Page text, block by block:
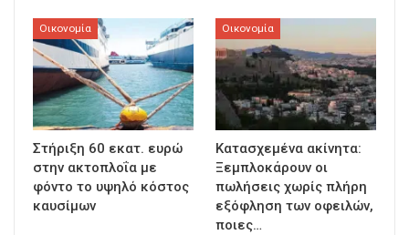
Οικονομία
Στήριξη 60 εκατ. ευρώ
στην ακτοπλοΐα με
φόντο το υψηλό κόστος
καυσίμων
Οικονομία
Κατασχεμένα ακίνητα:
Ξεμπλοκάρουν οι
πωλήσεις χωρίς πλήρη
εξόφληση των οφειλών,
ποιες…